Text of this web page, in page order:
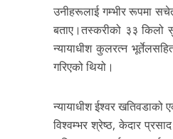
उनीहरूलाई गम्भीर रूपमा
बताए।तस्करीको ३३ किलो
न्यायाधीश कुलरत्न
गरिएको थियो।
न्यायाधीश ईश्वर खतिवडाको
विश्वम्भर श्रेष्ठ, केदार